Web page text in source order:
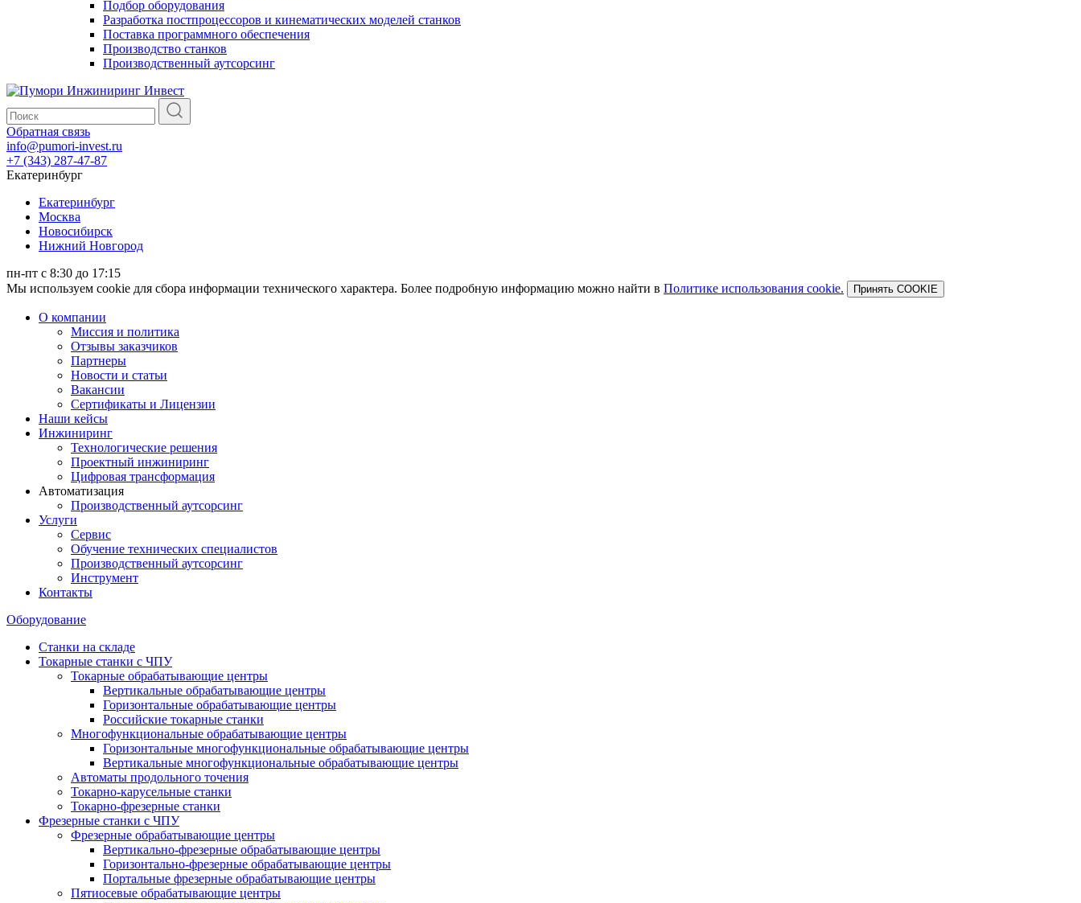
Подбор оборудования
Разработка постпроцессоров и кинематических моделей станков
Поставка программного обеспечения
Производство станков
Производственный аутсорсинг
Обратная связь
info@pumori-invest.ru
+7 (343) 287-47-87
Екатеринбург
Екатеринбург
Москва
Новосибирск
Нижний Новгород
пн-пт с 8:30 до 17:15
Мы используем cookie для сбора информации технического характера. Более подробную информацию можно найти в Политике использования cookie. Принять COOKIE
О компании
Миссия и политика
Отзывы заказчиков
Партнеры
Новости и статьи
Вакансии
Сертификаты и Лицензии
Наши кейсы
Инжиниринг
Технологические решения
Проектный инжиниринг
Цифровая трансформация
Автоматизация
Производственный аутсорсинг
Услуги
Сервис
Обучение технических специалистов
Производственный аутсорсинг
Инструмент
Контакты
Оборудование
Станки на складе
Токарные станки с ЧПУ
Токарные обрабатывающие центры
Вертикальные обрабатывающие центры
Горизонтальные обрабатывающие центры
Российские токарные станки
Многофункциональные обрабатывающие центры
Горизонтальные многофункциональные обрабатывающие центры
Вертикальные многофункциональные обрабатывающие центры
Автоматы продольного точения
Токарно-карусельные станки
Токарно-фрезерные станки
Фрезерные станки с ЧПУ
Фрезерные обрабатывающие центры
Вертикально-фрезерные обрабатывающие центры
Горизонтально-фрезерные обрабатывающие центры
Портальные фрезерные обрабатывающие центры
Пятиосевые обрабатывающие центры